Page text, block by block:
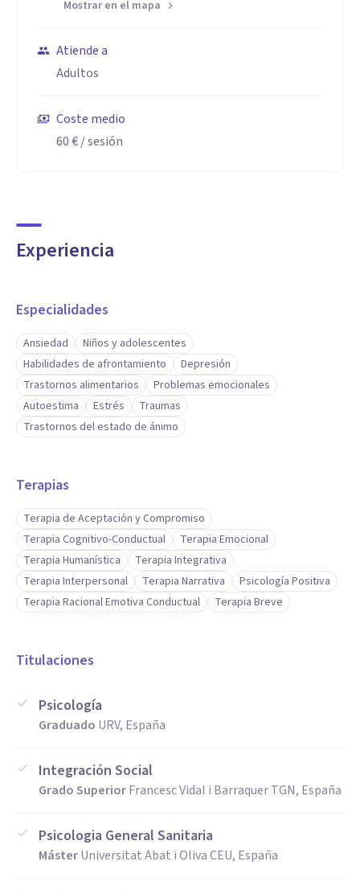
Mostrar en el mapa
Atiende a
Adultos
Coste medio
60 €/ sesión
Experiencia
Especialidades
Ansiedad
Niños y adolescentes
Habilidades de afrontamiento
Depresión
Trastornos alimentarios
Problemas emocionales
Autoestima
Estrés
Traumas
Trastornos del estado de ánimo
Terapias
Terapia de Aceptación y Compromiso
Terapia Cognitivo-Conductual
Terapia Emocional
Terapia Humanística
Terapia Integrativa
Terapia Interpersonal
Terapia Narrativa
Psicología Positiva
Terapia Racional Emotiva Conductual
Terapia Breve
Titulaciones
Psicología
Graduado URV, España
Integración Social
Grado SuperiorFrancesc Vidal i Barraquer TGN, España
Psicologia General Sanitaria
MásterUniversitat Abat i Oliva CEU, España